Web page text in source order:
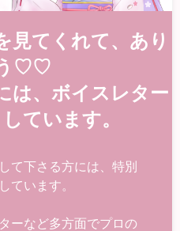
てくれて、あり
♡♡
は、ボイスレター
ています。
て下さる方には、特別
ています。
ーなど多方面でプロの